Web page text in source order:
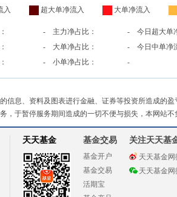
入 超大单净流入 大单净流入
- 主力净占比： - 今日超大单
- 大单净占比： - 今日中单净
- 小单净占比： -
息、资料及图表进行金融、证券等投资所造成的
于暂停服务期间造成的一切不便与损失，本网站不
天天基金 基金交易
基金开户
基金交易
活期宝
关注天天基
天天基金网
天天基金网